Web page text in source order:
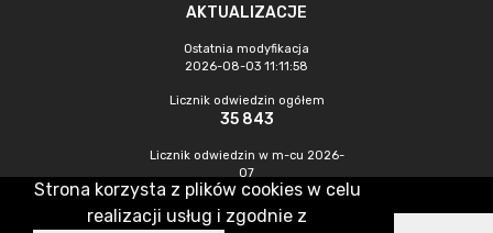
AKTUALIZACJE
Ostatnia modyfikacja
2026-08-03 11:11:58
Licznik odwiedzin ogółem
35 843
Licznik odwiedzin w m-cu 2026-
07
502
Strona korzysta z plików cookies w celu
realizacji usług i zgodnie z